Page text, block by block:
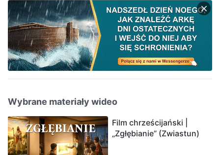
Wybrane materiały wideo
Film chrześcijański |
„Zgłębianie” (Zwiastun)